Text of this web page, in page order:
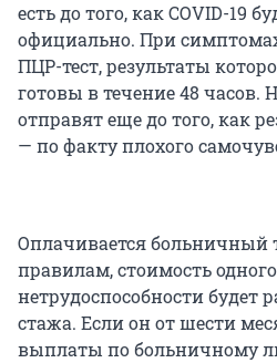
есть до того, как COVID-19
официально. При
ПЦР-тест, результаты
готовы в течение 48
отправят еще до того, как
— по факту плохого
Оплачивается
правилам, стоимость
нетрудоспособности будет
стажа. Если он от шести
выплаты по больничному